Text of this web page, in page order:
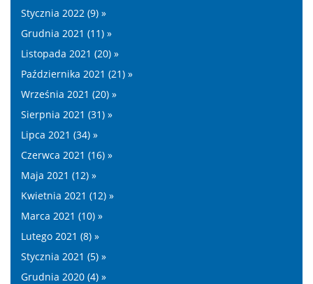
Stycznia 2022 (9) »
Grudnia 2021 (11) »
Listopada 2021 (20) »
Października 2021 (21) »
Września 2021 (20) »
Sierpnia 2021 (31) »
Lipca 2021 (34) »
Czerwca 2021 (16) »
Maja 2021 (12) »
Kwietnia 2021 (12) »
Marca 2021 (10) »
Lutego 2021 (8) »
Stycznia 2021 (5) »
Grudnia 2020 (4) »